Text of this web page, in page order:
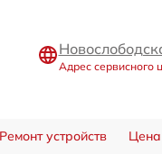
Адрес сервисного
устройств